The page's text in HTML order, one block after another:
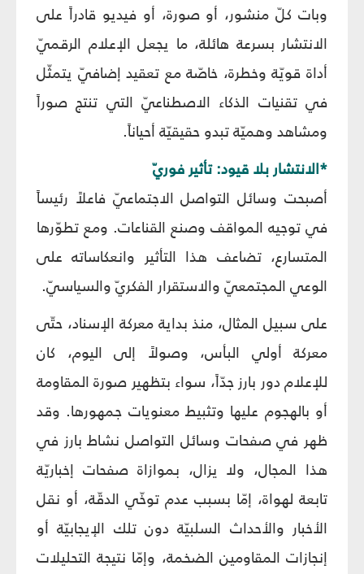
وبات كلّ منشور، أو صورة، أو فيديو قادراً على
الانتشار بسرعة هائلة، ما يجعل الإعلام الرقميّ
أداة قويّة وخطرة، خاصّة مع تعقيد إضافيّ يتمثّل
في تقنيات الذكاء الاصطناعيّ التي تنتج صوراً
ومشاهد وهميّة تبدو حقيقيّة أحياناً.
*الانتشار بلا قيود: تأثير فوريّ
أصبحت وسائل التواصل الاجتماعيّ فاعلاً رئيساً
في توجيه المواقف وصنع القناعات. ومع تطوّرها
المتسارع، تضاعف هذا التأثير وانعكاساته على
الوعي المجتمعيّ والاستقرار الفكريّ والسياسيّ.
على سبيل المثال، منذ بداية معركة الإسناد، حتّى
معركة أولي البأس، وصولاً إلى اليوم، كان
للإعلام دور بارز جدّاً، سواء بتظهير صورة المقاومة
أو بالهجوم عليها وتثبيط معنويات جمهورها. وقد
ظهر في صفحات وسائل التواصل نشاط بارز في
هذا المجال، ولا يزال، بموازاة صفحات إخباريّة
تابعة لهواة، إمّا بسبب عدم توخّي الدقّة، أو نقل
الأخبار والأحداث السلبيّة دون تلك الإيجابيّة أو
إنجازات المقاومين الضخمة، وإمّا نتيجة التحليلات